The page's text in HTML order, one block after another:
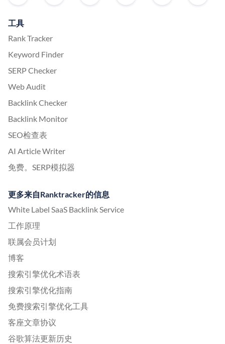
工具
Rank Tracker
Keyword Finder
SERP Checker
Web Audit
Backlink Checker
Backlink Monitor
SEO检查表
AI Article Writer
免费。SERP模拟器
更多来自Ranktracker的信息
White Label SaaS Backlink Service
工作原理
联属会员计划
博客
搜索引擎优化术语表
搜索引擎优化指南
免费搜索引擎优化工具
客座文章协议
谷歌算法更新历史